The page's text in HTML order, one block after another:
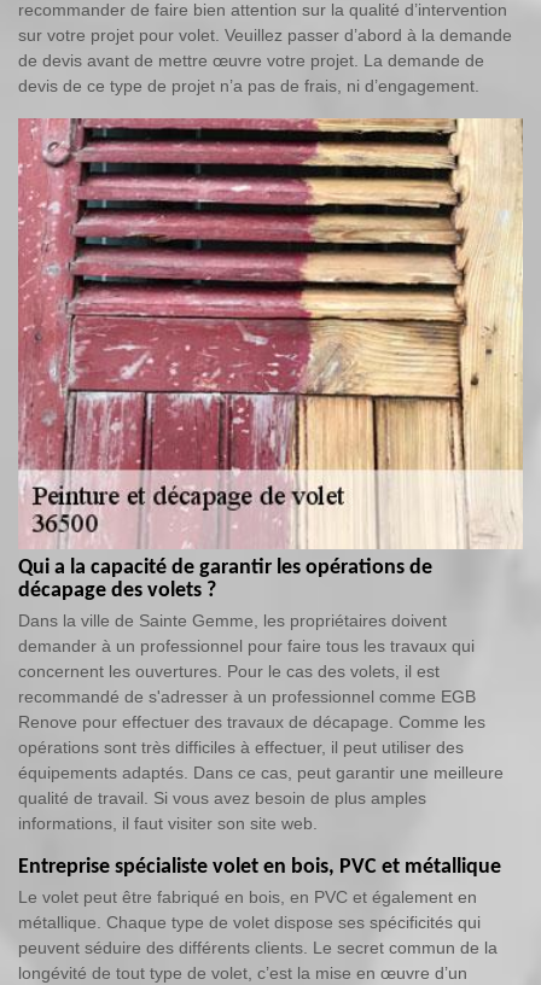
recommander de faire bien attention sur la qualité d’intervention
sur votre projet pour volet. Veuillez passer d’abord à la demande
de devis avant de mettre œuvre votre projet. La demande de
devis de ce type de projet n’a pas de frais, ni d’engagement.
Qui a la capacité de garantir les opérations de
décapage des volets ?
Dans la ville de Sainte Gemme, les propriétaires doivent
demander à un professionnel pour faire tous les travaux qui
concernent les ouvertures. Pour le cas des volets, il est
recommandé de s'adresser à un professionnel comme EGB
Renove pour effectuer des travaux de décapage. Comme les
opérations sont très difficiles à effectuer, il peut utiliser des
équipements adaptés. Dans ce cas, peut garantir une meilleure
qualité de travail. Si vous avez besoin de plus amples
informations, il faut visiter son site web.
Entreprise spécialiste volet en bois, PVC et métallique
Le volet peut être fabriqué en bois, en PVC et également en
métallique. Chaque type de volet dispose ses spécificités qui
peuvent séduire des différents clients. Le secret commun de la
longévité de tout type de volet, c’est la mise en œuvre d’un